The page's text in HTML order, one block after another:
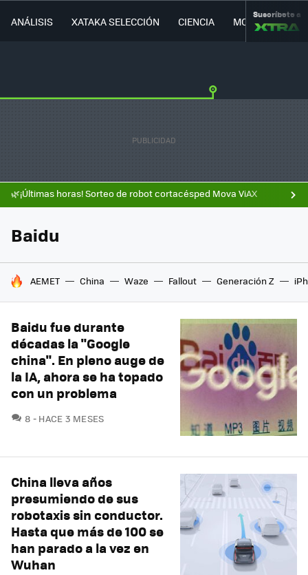
ANÁLISIS XATAKA SELECCIÓN CIENCIA MOVILIDAD
Suscríbete a
🌿¡Últimas horas! Sorteo de robot cortacésped Mova ViAX
Baidu
HOY SE HABLA DE
AEMET China Waze Fallout Generación Z
Baidu fue durante
décadas la "Google
china". En pleno auge de
la IA, ahora se ha topado
con un problema
8 COMENTARIOS
HACE 3 MESES
China lleva años
presumiendo de sus
robotaxis sin conductor.
Hasta que más de 100 se
han parado a la vez en
Wuhan